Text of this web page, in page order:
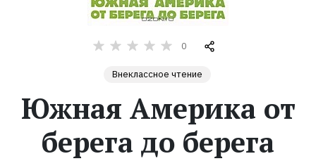
обсуждаемые
Жанры
Серии
0
Внеклассное чтение
Южная Америка от
берега до берега